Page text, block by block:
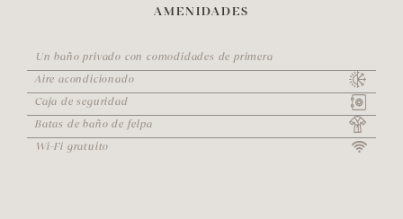
AMENIDADES
Un baño privado con comodidades de primera
Aire acondicionado
Caja de seguridad
Batas de baño de felpa
Wi-Fi gratuito